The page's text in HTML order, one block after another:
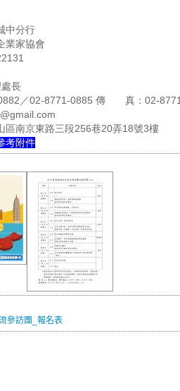
分行
家協會
長
／02-8771-0885 傳 真：02-
南京東路三段256巷20弄18號3樓
考附件
參訪團_報名表